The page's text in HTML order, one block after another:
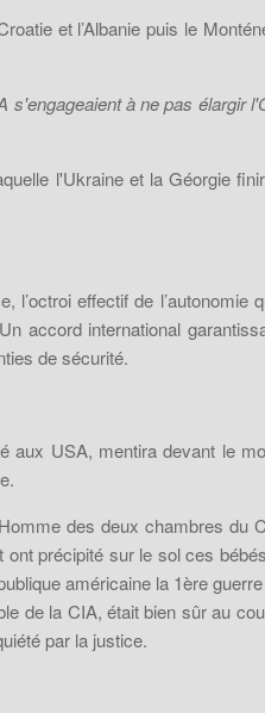
et l’Albanie puis le
à ne pas élargir
l'Ukraine et la Géorgie
effectif de l’autonomie
accord international
de sécurité.
aux USA, mentira devant le
des deux chambres du
précipité sur le sol ces
américaine la 1ère
de la CIA, était bien sûr au
par la justice.